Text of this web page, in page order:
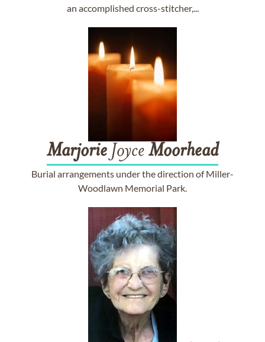
an accomplished cross-stitcher,...
Marjorie Joyce Moorhead
Burial arrangements under the direction of Miller-
Woodlawn Memorial Park.